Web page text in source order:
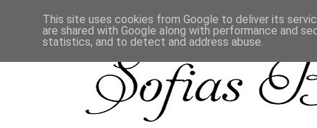
This site uses cookies from Google to deliver its
are shared with Google along with performance and
statistics, and to detect and address abuse.